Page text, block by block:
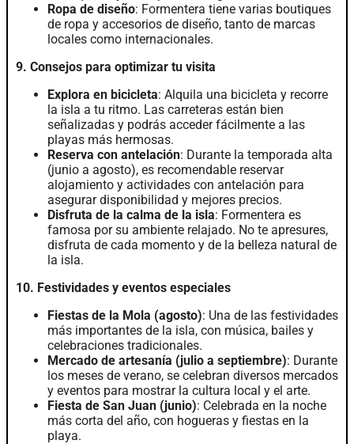
Ropa de diseño: Formentera tiene varias boutiques
de ropa y accesorios de diseño, tanto de marcas
locales como internacionales.
9. Consejos para optimizar tu visita
Explora en bicicleta: Alquila una bicicleta y recorre
la isla a tu ritmo. Las carreteras están bien
señalizadas y podrás acceder fácilmente a las
playas más hermosas.
Reserva con antelación: Durante la temporada alta
(junio a agosto), es recomendable reservar
alojamiento y actividades con antelación para
asegurar disponibilidad y mejores precios.
Disfruta de la calma de la isla: Formentera es
famosa por su ambiente relajado. No te apresures,
disfruta de cada momento y de la belleza natural de
la isla.
10. Festividades y eventos especiales
Fiestas de la Mola (agosto): Una de las festividades
más importantes de la isla, con música, bailes y
celebraciones tradicionales.
Mercado de artesanía (julio a septiembre): Durante
los meses de verano, se celebran diversos mercados
y eventos para mostrar la cultura local y el arte.
Fiesta de San Juan (junio): Celebrada en la noche
más corta del año, con hogueras y fiestas en la
playa.